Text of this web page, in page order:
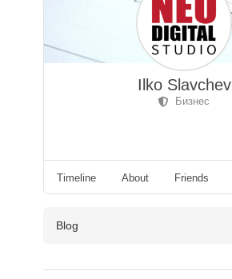
Ilko Slavchev
Бизнес
Timeline About Friends
Blog